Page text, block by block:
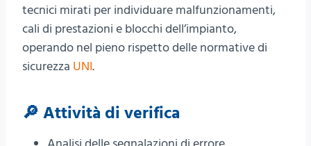
tecnici mirati per individuare malfunzionamenti,
cali di prestazioni e blocchi dell’impianto,
operando nel pieno rispetto delle normative di
sicurezza UNI.
🔎 Attività di verifica